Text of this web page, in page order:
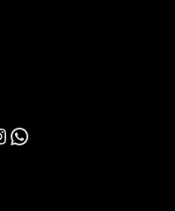
WhatsApp